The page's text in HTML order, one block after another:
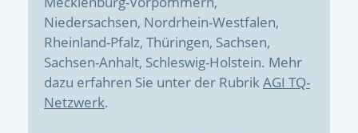
Niedersachsen, Nordrhein-Westfalen,
Rheinland-Pfalz, Thüringen, Sachsen,
Sachsen-Anhalt, Schleswig-Holstein. Mehr
dazu erfahren Sie unter der RubrikAGI TQ-
Netzwerk.